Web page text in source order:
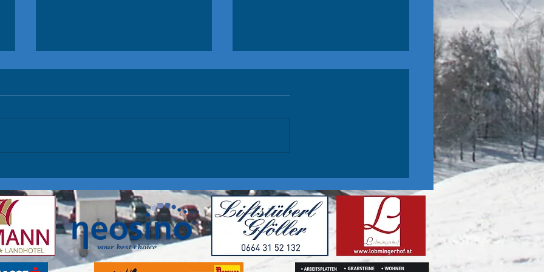
ÖSV Schülertestrennen
Zauchensee
sensationellen Plätzen 4 für Jakob
den ÖSV Schülertestrennen am...
Slalom Hohentauern
Unsere Schüler sind auch im Slalom
P3 Paolo Nico leider NIZ im 2., aber